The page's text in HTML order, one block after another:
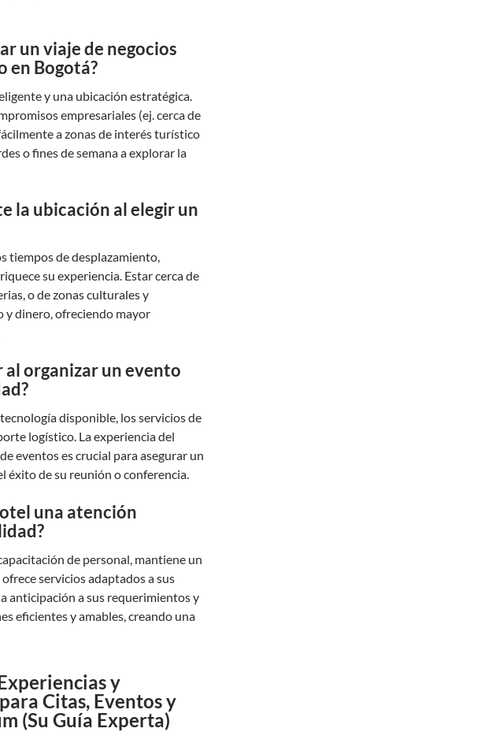
un viaje de negocios
en Bogotá?
y una ubicación estratégica.
empresariales (ej. cerca de
a zonas de interés turístico
o fines de semana a explorar la
la ubicación al elegir un
tiempos de desplazamiento,
su experiencia. Estar cerca de
o de zonas culturales y
y dinero, ofreciendo mayor
al organizar un evento
disponible, los servicios de
logístico. La experiencia del
eventos es crucial para asegurar un
éxito de su reunión o conferencia.
una atención
de personal, mantiene un
servicios adaptados a sus
anticipación a sus requerimientos y
eficientes y amables, creando una
y
Citas, Eventos y
(Su Guía Experta)